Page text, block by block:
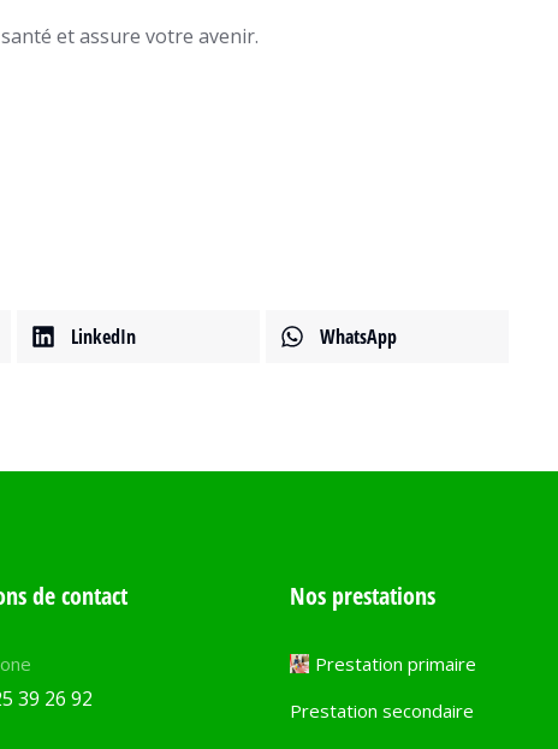
et assure votre avenir.
LinkedIn WhatsApp
de contact
39 26 92
Nos prestations
Prestation primaire
Prestation secondaire